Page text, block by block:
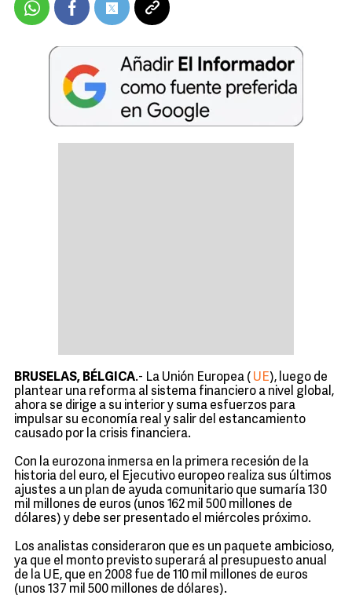
BRUSELAS, BÉLGICA.- La Unión Europea ( UE), luego de
plantear una reforma al sistema financiero a nivel global,
ahora se dirige a su interior y suma esfuerzos para
impulsar su economía real y salir del estancamiento
causado por la crisis financiera.
Con la eurozona inmersa en la primera recesión de la
historia del euro, el Ejecutivo europeo realiza sus últimos
ajustes a un plan de ayuda comunitario que sumaría 130
mil millones de euros (unos 162 mil 500 millones de
dólares) y debe ser presentado el miércoles próximo.
Los analistas consideraron que es un paquete ambicioso,
ya que el monto previsto superará al presupuesto anual
de la UE, que en 2008 fue de 110 mil millones de euros
(unos 137 mil 500 millones de dólares).